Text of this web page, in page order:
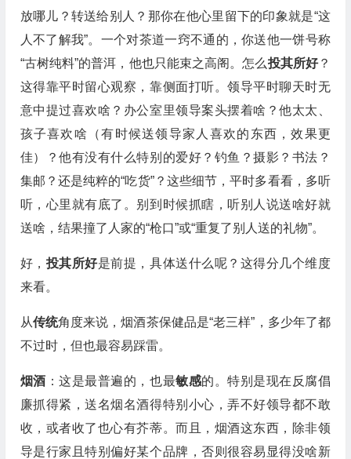
放哪儿？转送给别人？那你在他心里留下的印象就是“这
人不了解我”。一个对茶道一窍不通的，你送他一饼号称
“古树纯料”的普洱，他也只能束之高阁。怎么投其所好？
这得靠平时留心观察，靠侧面打听。领导平时聊天时无
意中提过喜欢啥？办公室里领导案头摆着啥？他太太、
孩子喜欢啥（有时候送领导家人喜欢的东西，效果更
佳）？他有没有什么特别的爱好？钓鱼？摄影？书法？
集邮？还是纯粹的“吃货”？这些细节，平时多看看，多听
听，心里就有底了。别到时候抓瞎，听别人说送啥好就
送啥，结果撞了人家的“枪口”或“重复了别人送的礼物”。
好， 投其所好是前提，具体送什么呢？这得分几个维度
来看。
从传统角度来说，烟酒茶保健品是“老三样”，多少年了都
不过时，但也最容易踩雷。
烟酒 ：这是最普遍的，也最敏感的。特别是现在反腐倡
廉抓得紧，送名烟名酒得特别小心，弄不好领导都不敢
收，或者收了也心有芥蒂。而且，烟酒这东西，除非领
导是行家且特别偏好某个品牌，否则很容易显得没啥新